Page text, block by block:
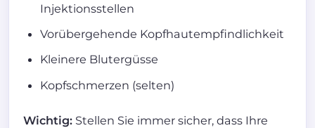
Injektionsstellen
Vorübergehende Kopfhautempfindlichkeit
Kleinere Blutergüsse
Kopfschmerzen (selten)
Wichtig: Stellen Sie immer sicher, dass Ihre